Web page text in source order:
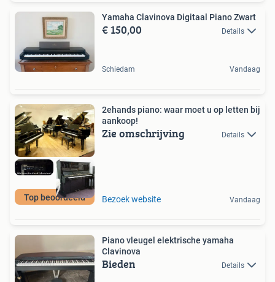
Yamaha Clavinova Digitaal Piano Zwart
€ 150,00 Details
Schiedam Vandaag
Top beoordeeld
2ehands piano: waar moet u op letten bij
aankoop!
Zie omschrijving Details
Bezoek website Vandaag
Piano vleugel elektrische yamaha
Clavinova
Bieden Details